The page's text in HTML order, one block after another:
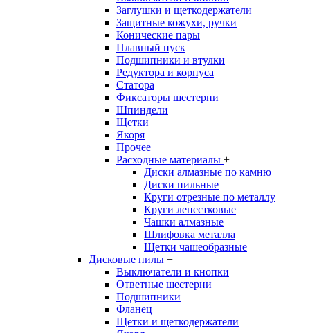
Заглушки и щеткодержатели
Защитные кожухи, ручки
Конические пары
Плавный пуск
Подшипники и втулки
Редуктора и корпуса
Статора
Фиксаторы шестерни
Шпиндели
Щетки
Якоря
Прочее
Расходные материалы +
Диски алмазные по камню
Диски пильные
Круги отрезные по металлу
Круги лепестковые
Чашки алмазные
Шлифовка металла
Щетки чашеобразные
Дисковые пилы +
Выключатели и кнопки
Ответные шестерни
Подшипники
Фланец
Щетки и щеткодержатели